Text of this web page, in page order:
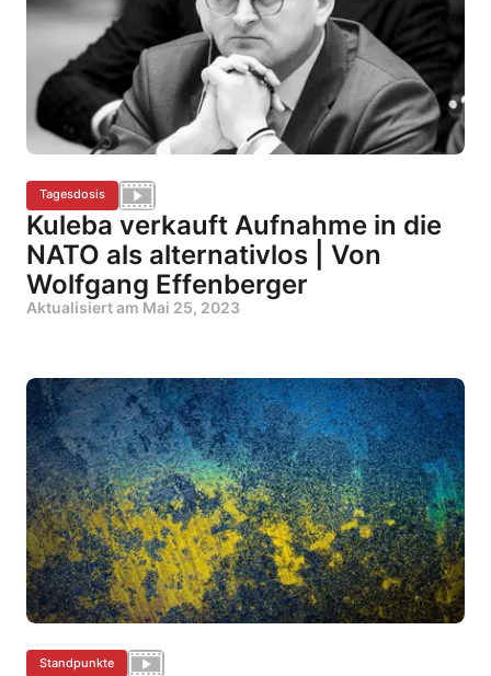
Tagesdosis
Kuleba verkauft Aufnahme in die
NATO als alternativlos | Von
Wolfgang Effenberger
Aktualisiert am Mai 25, 2023
Standpunkte